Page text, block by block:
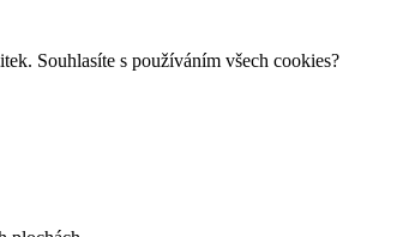
Souhlasíte s používáním všech cookies?